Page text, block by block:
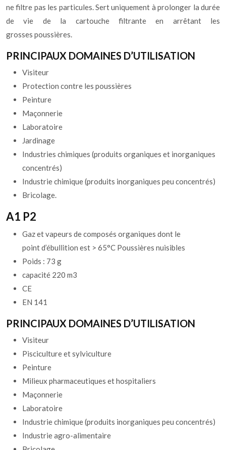
ne filtre pas les particules. Sert uniquement à prolonger la durée
de vie de la cartouche filtrante en arrêtant les
grosses poussières.
PRINCIPAUX DOMAINES D’UTILISATION
Visiteur
Protection contre les poussières
Peinture
Maçonnerie
Laboratoire
Jardinage
Industries chimiques (produits organiques et inorganiques
concentrés)
Industrie chimique (produits inorganiques peu concentrés)
Bricolage.
A1 P2
Gaz et vapeurs de composés organiques dont le
point d’ébullition est > 65°C Poussières nuisibles
Poids : 73 g
capacité 220 m3
CE
EN 141
PRINCIPAUX DOMAINES D’UTILISATION
Visiteur
Pisciculture et sylviculture
Peinture
Milieux pharmaceutiques et hospitaliers
Maçonnerie
Laboratoire
Industrie chimique (produits inorganiques peu concentrés)
Industrie agro-alimentaire